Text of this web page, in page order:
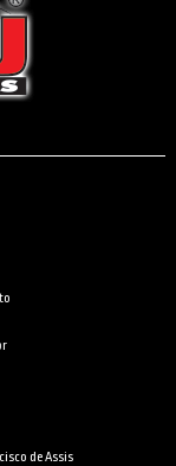
de Assis